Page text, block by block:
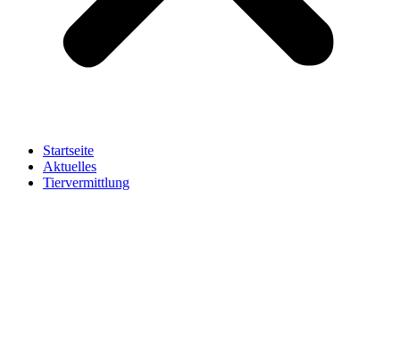
Startseite
Aktuelles
Tiervermittlung